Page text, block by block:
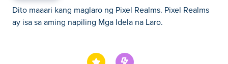
Dito maaari kang maglaro ng Pixel Realms. Pixel Realms
ay isa sa aming napiling Mga Idela na Laro.